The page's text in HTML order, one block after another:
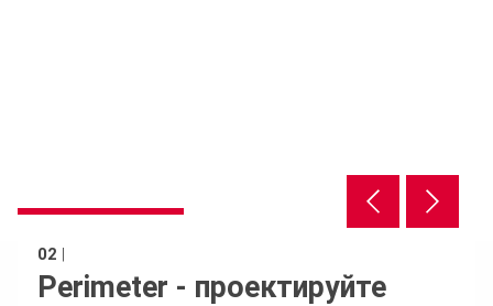
02 |
Perimeter - проектируйте